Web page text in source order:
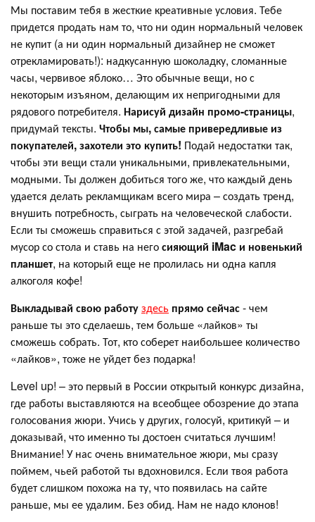
Мы поставим тебя в жесткие креативные условия. Тебе
придется продать нам то, что ни один нормальный человек
не купит (а ни один нормальный дизайнер не сможет
отрекламировать!): надкусанную шоколадку, сломанные
часы, червивое яблоко… Это обычные вещи, но с
некоторым изъяном, делающим их непригодными для
рядового потребителя. Нарисуй дизайн промо-страницы,
придумай тексты. Чтобы мы, самые привередливые из
покупателей, захотели это купить! Подай недостатки так,
чтобы эти вещи стали уникальными, привлекательными,
модными. Ты должен добиться того же, что каждый день
удается делать рекламщикам всего мира – создать тренд,
внушить потребность, сыграть на человеческой слабости.
Если ты сможешь справиться с этой задачей, разгребай
мусор со стола и ставь на негосияющий iMac и новенький
планшет, на который еще не пролилась ни одна капля
алкоголя кофе!
Выкладывай свою работуздесь прямо сейчас- чем
раньше ты это сделаешь, тем больше «лайков» ты
сможешь собрать. Тот, кто соберет наибольшее количество
«лайков», тоже не уйдет без подарка!
Level up! – это первый в России открытый конкурс дизайна,
где работы выставляются на всеобщее обозрение до этапа
голосования жюри. Учись у других, голосуй, критикуй – и
доказывай, что именно ты достоен считаться лучшим!
Внимание! У нас очень внимательное жюри, мы сразу
поймем, чьей работой ты вдохновился. Если твоя работа
будет слишком похожа на ту, что появилась на сайте
раньше, мы ее удалим. Без обид. Нам не надо клонов!